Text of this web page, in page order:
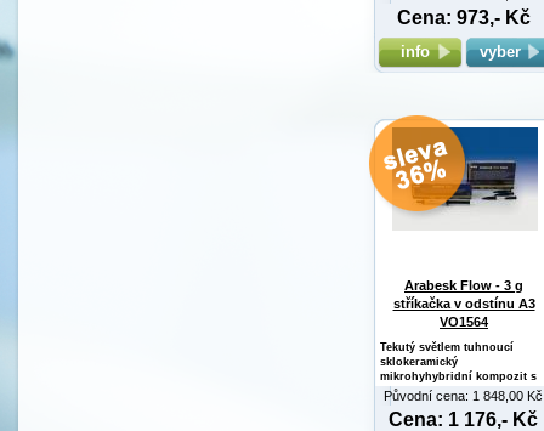
Cena: 973,- Kč
info vyber
Arabesk Flow - 3 g
stříkačka v odstínu A3
VO1564
Tekutý světlem tuhnoucí
sklokeramický
mikrohyhybridní kompozit s
...
Původní cena: 1 848,00 Kč
Cena: 1 176,- Kč